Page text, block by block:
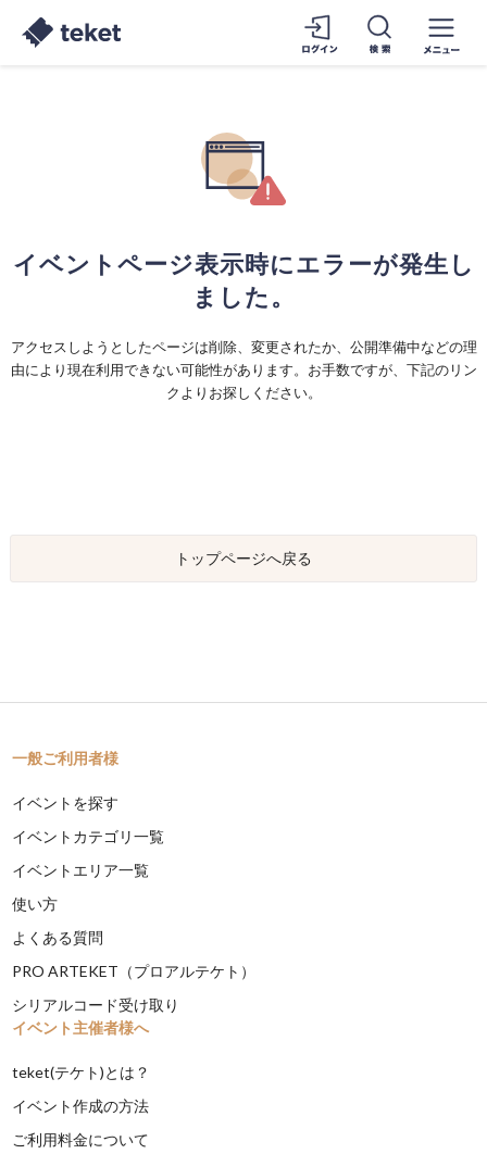
イベントページ表示時にエラーが発生し
ました。
アクセスしようとしたページは削除、変更されたか、公開準備中などの理
由により現在利用できない可能性があります。お手数ですが、下記のリン
クよりお探しください。
トップページへ戻る
一般ご利用者様
イベントを探す
イベントカテゴリ一覧
イベントエリア一覧
使い方
よくある質問
PRO ARTEKET（プロアルテケト）
シリアルコード受け取り
イベント主催者様へ
teket(テケト)とは？
イベント作成の方法
ご利用料金について